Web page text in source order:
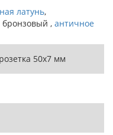
латунь,
, античное
50х7 мм